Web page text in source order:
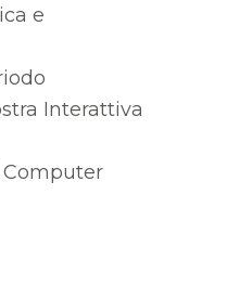
e
Interattiva
Computer